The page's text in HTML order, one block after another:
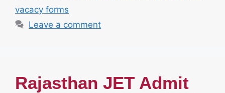
vacacy forms
Leave a comment
Rajasthan JET Admit